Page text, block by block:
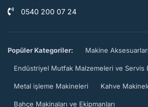
0540 200 07 24
Popüler Kategoriler: Makine
Endüstriyel Mutfak Malzemeleri ve Servis
Metal işleme Makineleri Kahve
Bahçe Makinaları ve Ekipmanları